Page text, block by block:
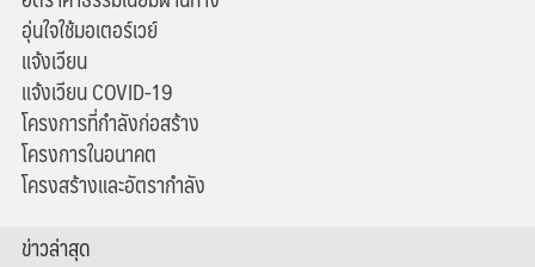
อุ่นใจใช้มอเตอร์เวย์
แจ้งเวียน
แจ้งเวียน COVID-19
โครงการที่กำลังก่อสร้าง
โครงการในอนาคต
โครงสร้างและอัตรากำลัง
ข่าวล่าสุด